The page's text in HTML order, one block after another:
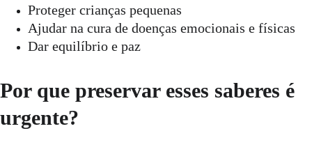
Proteger crianças pequenas
Ajudar na cura de doenças emocionais e físicas
Dar equilíbrio e paz
Por que preservar esses saberes é
urgente?